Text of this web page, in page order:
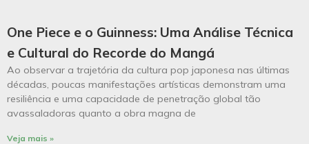
One Piece e o Guinness: Uma Análise Técnica
e Cultural do Recorde do Mangá
Ao observar a trajetória da cultura pop japonesa nas últimas
décadas, poucas manifestações artísticas demonstram uma
resiliência e uma capacidade de penetração global tão
avassaladoras quanto a obra magna de
Veja mais »